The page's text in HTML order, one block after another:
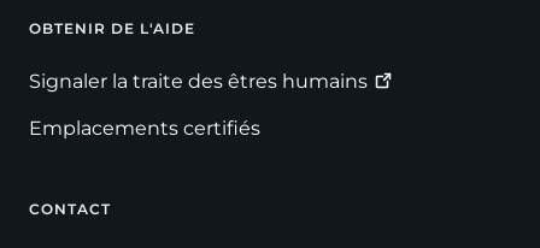
Footer
OBTENIR DE L'AIDE
Signaler la traite des êtres humains
Emplacements certifiés
CONTACT